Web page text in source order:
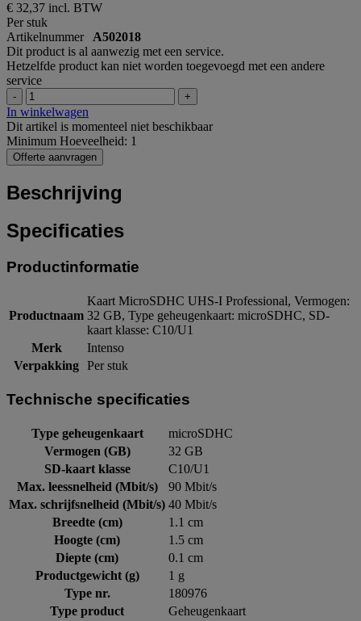
€ 32,37 incl. BTW
Per stuk
Artikelnummer A502018
Dit product is al aanwezig met een service.
Hetzelfde product kan niet worden toegevoegd met een andere
service
- +
In winkelwagen
Dit artikel is momenteel niet beschikbaar
Minimum Hoeveelheid: 1
Offerte aanvragen
Beschrijving
Specificaties
Productinformatie
Productnaam
Kaart MicroSDHC UHS-I Professional, Vermogen:
32 GB, Type geheugenkaart: microSDHC, SD-
kaart klasse: C10/U1
Merk
Intenso
Verpakking Per stuk
Technische specificaties
Type geheugenkaart
microSDHC
Vermogen (GB)
32 GB
SD-kaart klasse
C10/U1
Max. leessnelheid (Mbit/s)
90 Mbit/s
Max. schrijfsnelheid (Mbit/s) 40 Mbit/s
Breedte (cm)
1.1 cm
Hoogte (cm)
1.5 cm
Diepte (cm)
0.1 cm
Productgewicht (g)
1 g
Type nr.
180976
Type product
Geheugenkaart